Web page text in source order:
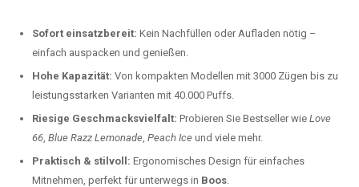
Sofort einsatzbereit: Kein Nachfüllen oder Aufladen nötig –
einfach auspacken und genießen.
Hohe Kapazität: Von kompakten Modellen mit 3000 Zügen bis zu
leistungsstarken Varianten mit 40.000 Puffs.
Riesige Geschmacksvielfalt: Probieren Sie Bestseller wie Love
66, Blue Razz Lemonade, Peach Ice und viele mehr.
Praktisch & stilvoll: Ergonomisches Design für einfaches
Mitnehmen, perfekt für unterwegs in Boos.